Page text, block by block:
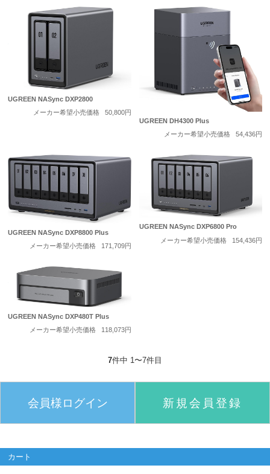
UGREEN NASync DXP2800
メーカー希望小売価格
50,800円
UGREEN DH4300 Plus
メーカー希望小売価格
54,436円
UGREEN NASync DXP8800 Plus
メーカー希望小売価格
171,709円
UGREEN NASync DXP6800 Pro
メーカー希望小売価格
154,436円
UGREEN NASync DXP480T Plus
メーカー希望小売価格
118,073円
7件中 1〜7件目
会員様ログイン 新規会員登録
カート